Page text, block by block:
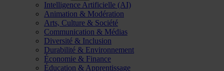
Intelligence Artificielle (AI)
Animation & Modération
Arts, Culture & Société
Communication & Médias
Diversité & Inclusion
Durabilité & Environnement
Économie & Finance
Éducation & Apprentissage